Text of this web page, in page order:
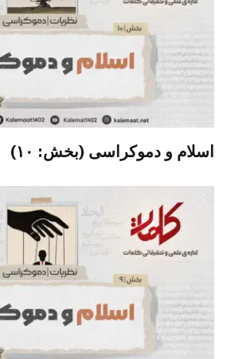
اسلام و دموکراسی (بخش: ۱۰)